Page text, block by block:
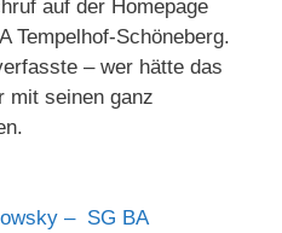
auf der Homepage
Tempelhof-Schöneberg.
– wer hätte das
mit seinen ganz
– SG BA